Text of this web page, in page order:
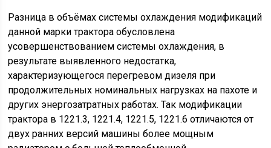
Разница в объёмах системы охлаждения модификаций
данной марки трактора обусловлена
усовершенствованием системы охлаждения, в
результате выявленного недостатка,
характеризующегося перегревом дизеля при
продолжительных номинальных нагрузках на пахоте и
других энергозатратных работах. Так модификации
трактора в 1221.3, 1221.4, 1221.5, 1221.6 отличаются от
двух ранних версий машины более мощным